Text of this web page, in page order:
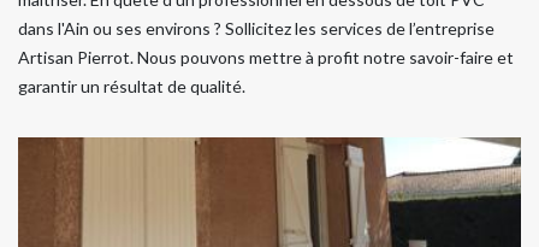
dans l'Ain ou ses environs ? Sollicitez les services de l’entreprise
Artisan Pierrot. Nous pouvons mettre à profit notre savoir-faire et
garantir un résultat de qualité.